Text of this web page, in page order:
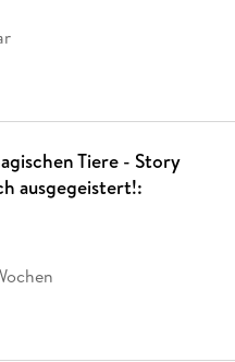
Tiere - Story
ausgegeistert!: